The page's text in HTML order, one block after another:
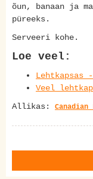
õun, banaan ja
püreeks.
Serveeri kohe.
Loe veel:
Veel
Allikas: